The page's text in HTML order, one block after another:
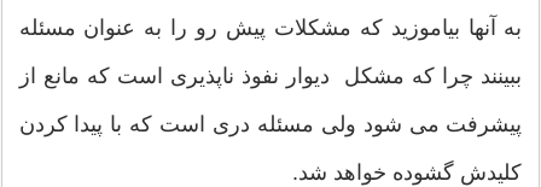
به آنها بیاموزید که مشکلات پیش رو را به عنوان مسئله
ببینند چرا که مشکل دیوار نفوذ ناپذیری است که مانع از
پیشرفت می شود ولی مسئله دری است که با پیدا کردن
کلیدش گشوده خواهد شد.